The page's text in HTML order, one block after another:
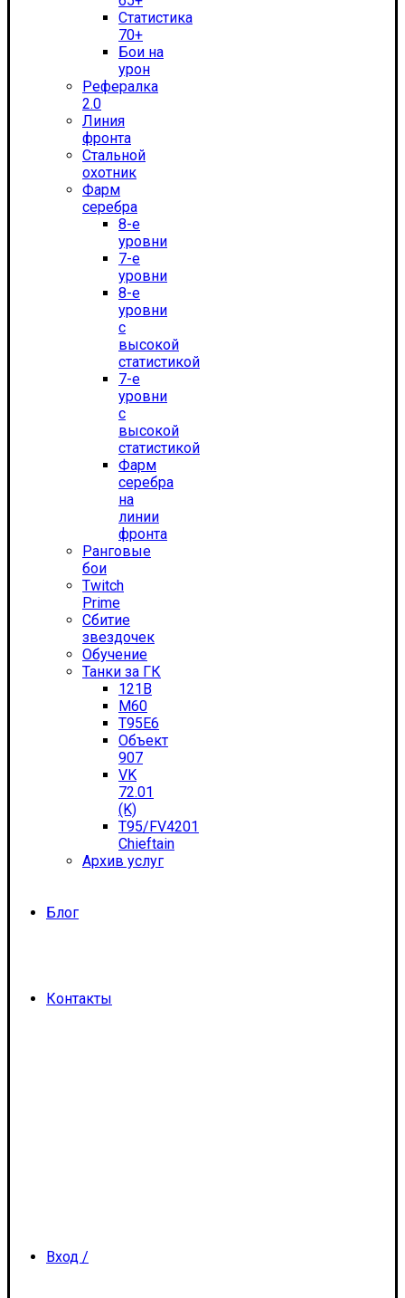
Статистика
70+
Бои на
урон
Рефералка
2.0
Линия
фронта
Стальной
охотник
Фарм
серебра
8-е
уровни
7-е
уровни
8-е
уровни
с
высокой
статистикой
7-е
уровни
с
высокой
статистикой
Фарм
серебра
на
линии
фронта
Ранговые
бои
Twitch
Prime
Сбитие
звездочек
Обучение
Танки за ГК
121B
M60
T95E6
Объект
907
VK
72.01
(K)
T95/FV4201
Chieftain
Архив услуг
Блог
Контакты
Вход /